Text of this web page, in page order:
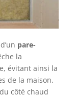
pare-
la
évitant ainsi la
de la maison.
côté chaud